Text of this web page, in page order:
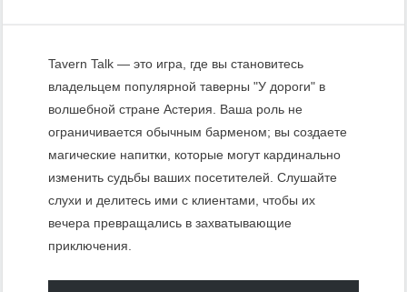
Tavern Talk — это игра, где вы становитесь
владельцем популярной таверны "У дороги" в
волшебной стране Астерия. Ваша роль не
ограничивается обычным барменом; вы создаете
магические напитки, которые могут кардинально
изменить судьбы ваших посетителей. Слушайте
слухи и делитесь ими с клиентами, чтобы их
вечера превращались в захватывающие
приключения.